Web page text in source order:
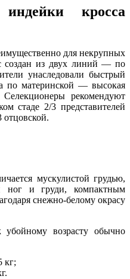
кросса
для некрупных
создан из двух линий — по
унаследовали быстрый
по материнской — высокая
Селекционеры рекомендуют
стаде 2/3 представителей
мускулистой грудью,
ног и груди, компактным
снежно-белому окрасу
убойному возрасту обычно
кг;